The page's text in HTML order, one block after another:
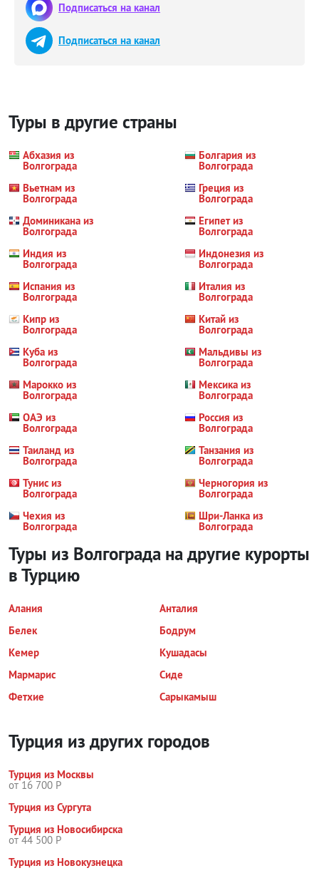
Подписаться на канал
Подписаться на канал
Туры в другие страны
Абхазия из
Волгограда
Болгария из
Волгограда
Вьетнам из
Волгограда
Греция из
Волгограда
Доминикана из
Волгограда
Египет из
Волгограда
Индия из
Волгограда
Индонезия из
Волгограда
Испания из
Волгограда
Италия из
Волгограда
Кипр из
Волгограда
Китай из
Волгограда
Куба из
Волгограда
Мальдивы из
Волгограда
Марокко из
Волгограда
Мексика из
Волгограда
ОАЭ из
Волгограда
Россия из
Волгограда
Таиланд из
Волгограда
Танзания из
Волгограда
Тунис из
Волгограда
Черногория из
Волгограда
Чехия из
Волгограда
Шри-Ланка из
Волгограда
Туры из Волгограда на другие курорты
в Турцию
Алания
Анталия
Белек
Бодрум
Кемер
Кушадасы
Мармарис
Сиде
Фетхие
Сарыкамыш
Турция из других городов
Турция из Москвы
от 16 700 Р
Турция из Сургута
Турция из Новосибирска
от 44 500 Р
Турция из Новокузнецка